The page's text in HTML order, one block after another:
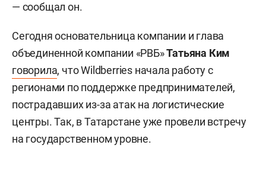
— сообщал он.
Сегодня основательница компании и глава
объединенной компании «РВБ»Татьяна Ким
говорила, что Wildberries начала работу с
регионами по поддержке предпринимателей,
пострадавших из-за атак на логистические
центры. Так, в Татарстане уже провели встречу
на государственном уровне.